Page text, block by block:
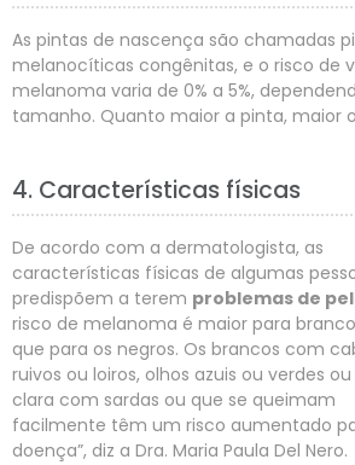
As pintas de nascença são chamadas
melanocíticas congênitas, e o risco de
melanoma varia de 0% a 5%,
tamanho. Quanto maior a pinta, maior
4. Características físicas
De acordo com a dermatologista, as
características físicas de algumas
predispõem a terem problemas de
risco de melanoma é maior para
que para os negros. Os brancos com
ruivos ou loiros, olhos azuis ou verdes
clara com sardas ou que se queimam
facilmente têm um risco aumentado
doença”, diz a Dra. Maria Paula Del Nero.